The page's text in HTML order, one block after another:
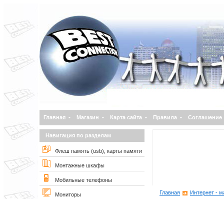
Главная • Магазин • Карта сайта • Правила • Соглашение
Навигация по разделам
Флеш память (usb), карты памяти
Монтажные шкафы
Мобильные телефоны
Мониторы Главная Интернет -